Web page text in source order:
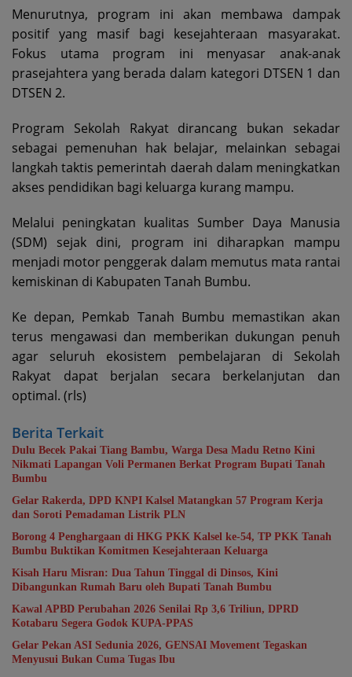
Menurutnya, program ini akan membawa dampak
positif yang masif bagi kesejahteraan masyarakat.
Fokus utama program ini menyasar anak-anak
prasejahtera yang berada dalam kategori DTSEN 1 dan
DTSEN 2.
Program Sekolah Rakyat dirancang bukan sekadar
sebagai pemenuhan hak belajar, melainkan sebagai
langkah taktis pemerintah daerah dalam meningkatkan
akses pendidikan bagi keluarga kurang mampu.
Melalui peningkatan kualitas Sumber Daya Manusia
(SDM) sejak dini, program ini diharapkan mampu
menjadi motor penggerak dalam memutus mata rantai
kemiskinan di Kabupaten Tanah Bumbu.
Ke depan, Pemkab Tanah Bumbu memastikan akan
terus mengawasi dan memberikan dukungan penuh
agar seluruh ekosistem pembelajaran di Sekolah
Rakyat dapat berjalan secara berkelanjutan dan
optimal. (rls)
Berita Terkait
Dulu Becek Pakai Tiang Bambu, Warga Desa Madu Retno Kini
Nikmati Lapangan Voli Permanen Berkat Program Bupati Tanah
Bumbu
Gelar Rakerda, DPD KNPI Kalsel Matangkan 57 Program Kerja
dan Soroti Pemadaman Listrik PLN
Borong 4 Penghargaan di HKG PKK Kalsel ke-54, TP PKK Tanah
Bumbu Buktikan Komitmen Kesejahteraan Keluarga
Kisah Haru Misran: Dua Tahun Tinggal di Dinsos, Kini
Dibangunkan Rumah Baru oleh Bupati Tanah Bumbu
Kawal APBD Perubahan 2026 Senilai Rp 3,6 Triliun, DPRD
Kotabaru Segera Godok KUPA-PPAS
Gelar Pekan ASI Sedunia 2026, GENSAI Movement Tegaskan
Menyusui Bukan Cuma Tugas Ibu